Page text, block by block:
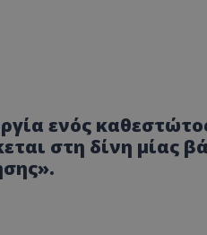
ενός
στη δίνη μίας